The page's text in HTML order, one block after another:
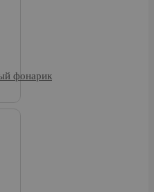
фонарик